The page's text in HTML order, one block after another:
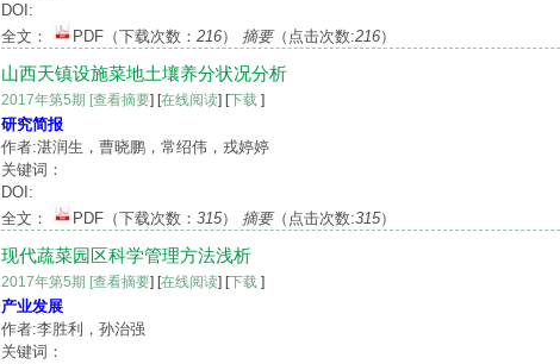
DOI:
全文：
PDF （下载次数： 216） 摘要（点击次数:216）
山西天镇设施菜地土壤养分状况分析
2017年第5期 [查看摘要] [在线阅读] [下载 ]
研究简报
作者:湛润生，曹晓鹏，常绍伟，戎婷婷
关键词：
DOI:
全文：
PDF （下载次数： 315） 摘要（点击次数:315）
现代蔬菜园区科学管理方法浅析
2017年第5期 [查看摘要] [在线阅读] [下载 ]
产业发展
作者:李胜利，孙治强
关键词：